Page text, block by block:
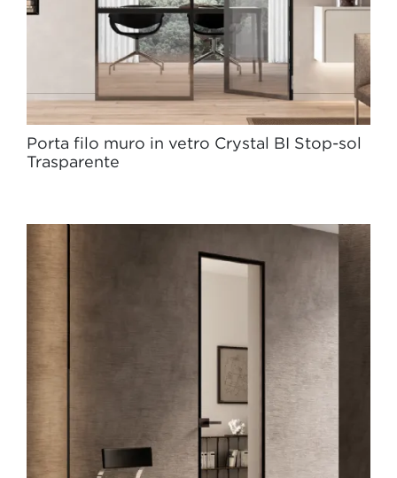
Porta filo muro in vetro Crystal BI Stop-sol
Trasparente